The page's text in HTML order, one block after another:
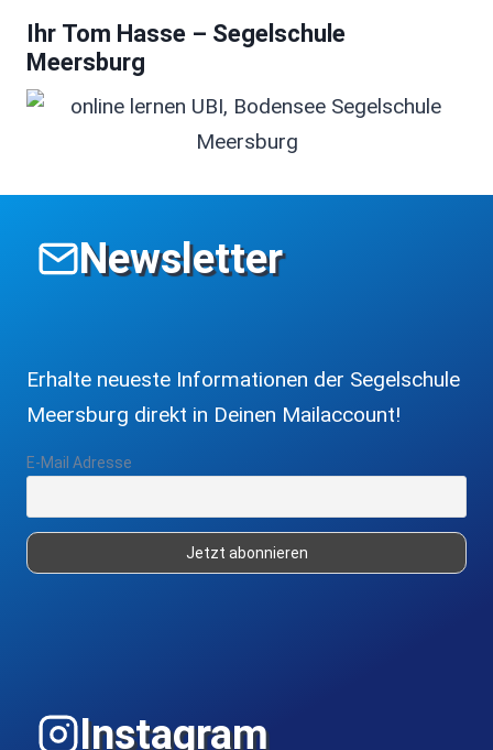
Ihr Tom Hasse – Segelschule
Meersburg
Newsletter
Erhalte neueste Informationen der Segelschule
Meersburg direkt in Deinen Mailaccount!
E-Mail Adresse
Instagram